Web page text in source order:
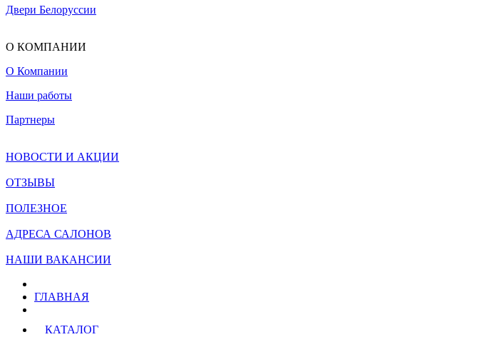
Двери Белоруссии
О КОМПАНИИ
О Компании
Наши работы
Партнеры
НОВОСТИ И АКЦИИ
ОТЗЫВЫ
ПОЛЕЗНОЕ
АДРЕСА САЛОНОВ
НАШИ ВАКАНСИИ
ГЛАВНАЯ
КАТАЛОГ